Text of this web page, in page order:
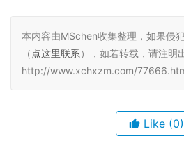
本内容由MSchen收集整理，如果侵
（ 点这里联系），如若转载，请注明
http://www.xchxzm.com/
Like (0)